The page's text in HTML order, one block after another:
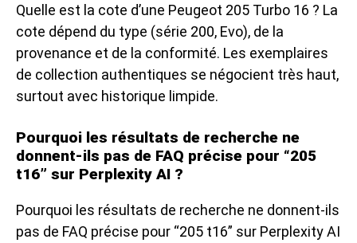
Quelle est la cote d’une Peugeot 205 Turbo 16 ? La
cote dépend du type (série 200, Evo), de la
provenance et de la conformité. Les exemplaires
de collection authentiques se négocient très haut,
surtout avec historique limpide.
Pourquoi les résultats de recherche ne
donnent-ils pas de FAQ précise pour “205
t16” sur Perplexity AI ?
Pourquoi les résultats de recherche ne donnent-ils
pas de FAQ précise pour “205 t16” sur Perplexity AI